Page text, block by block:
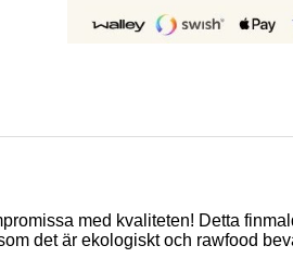
med kvaliteten! Detta
det är ekologiskt och rawfood